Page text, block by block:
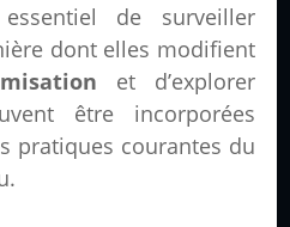
de surveiller
dont elles modifient
et d’explorer
être incorporées
pratiques courantes du